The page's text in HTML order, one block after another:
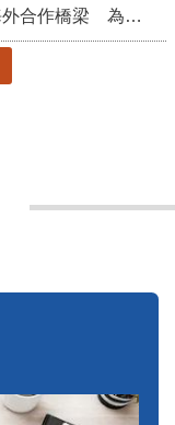
把握國際交流契機 苗栗縣政府搭建海外合作橋梁 為在地產業爭取更多國際市場機會